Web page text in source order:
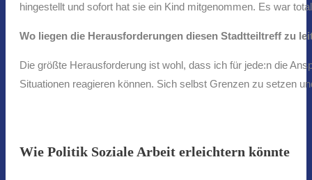
hingestellt und sofort hat sie ein Kind mitgenommen. Es war
Wo liegen die Herausforderungen diesen Stadtteiltreff zu
Die größte Herausforderung ist wohl, dass ich für jede:n die
Situationen reagieren können. Sich selbst Grenzen zu setzen
Wie Politik Soziale Arbeit erleichtern könnte